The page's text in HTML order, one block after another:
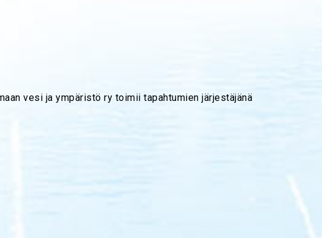
vesi ja ympäristö ry toimii tapahtumien järjestäjänä